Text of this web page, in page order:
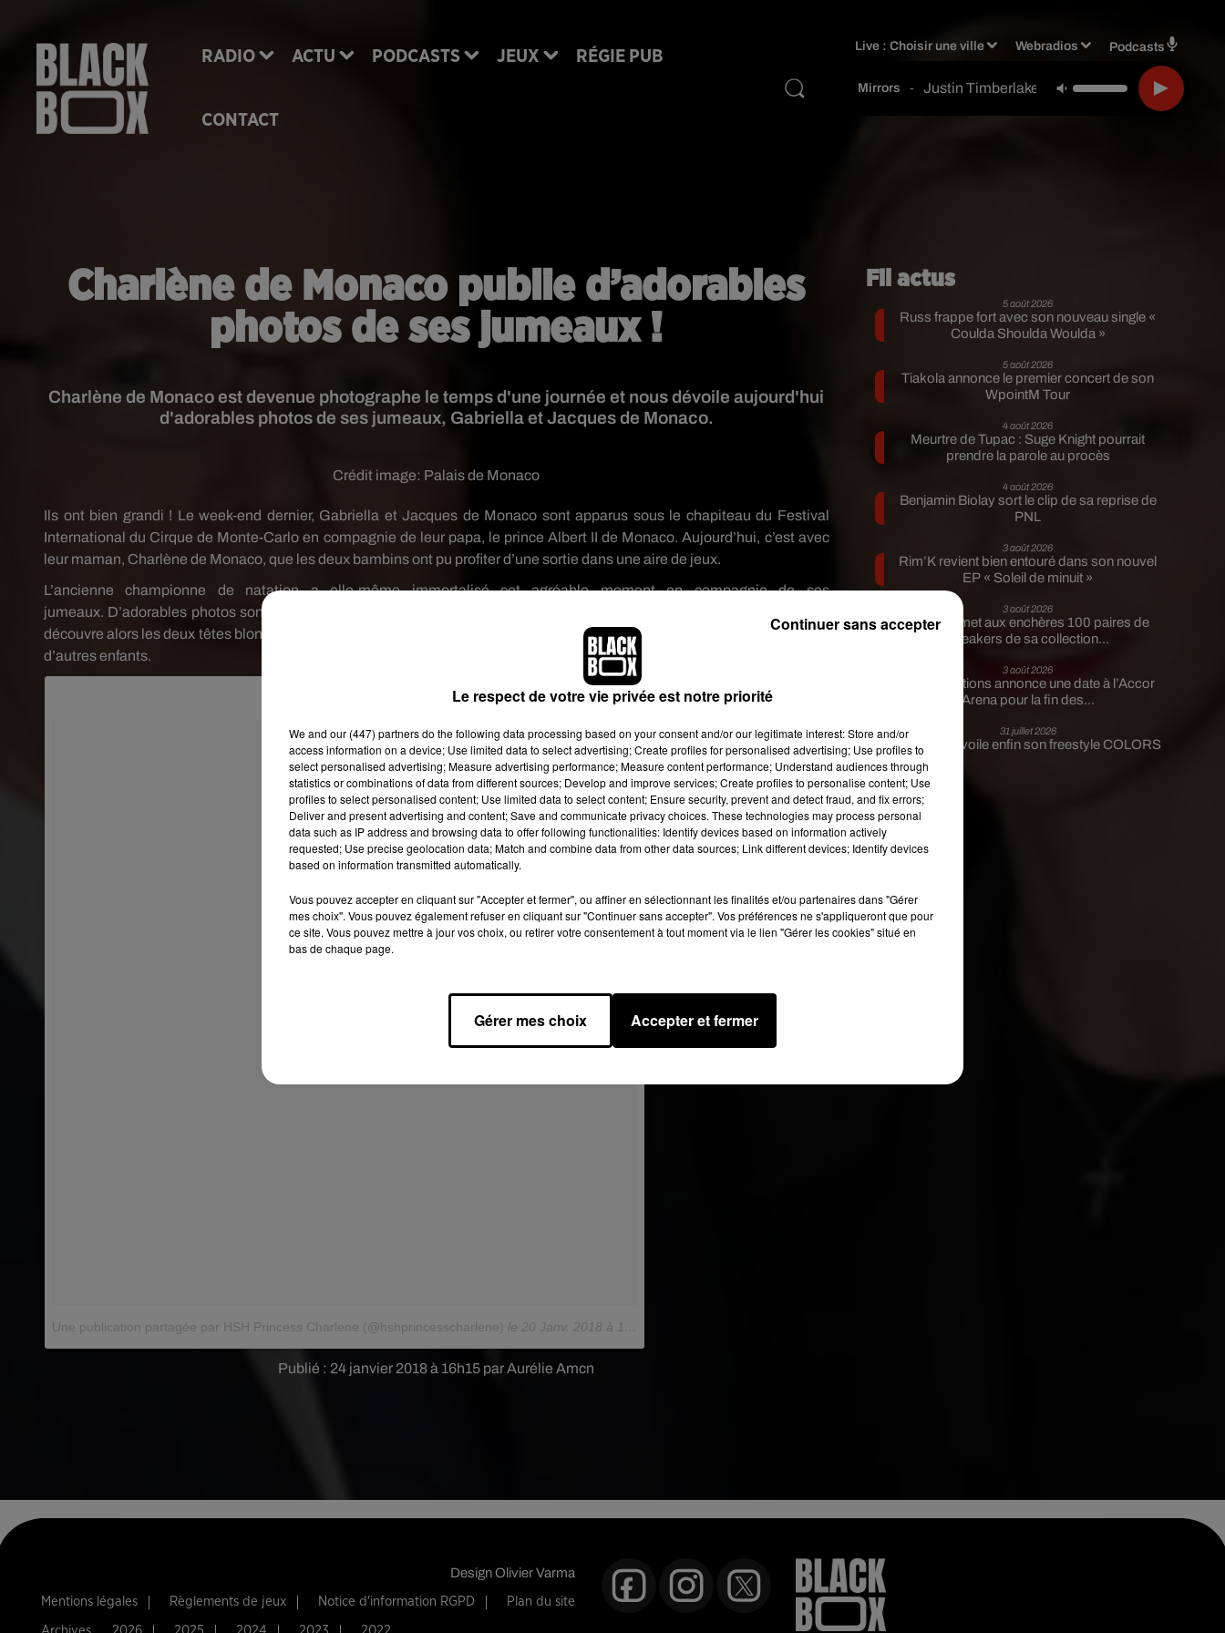
RADIO ACTU PODCASTS JEUX RÉGIE PUB
CONTACT
Live :Choisir une ville Webradios Podcasts
Mirrors - Justin Timberlake
Charlène de Monaco publie d’adorables
photos de ses jumeaux !
Publié : 24 janvier 2018 à 16h15 par Aurélie Amcn
Charlène de Monaco est devenue photographe le temps d'une journée et nous dévoile aujourd'hui
d'adorables photos de ses jumeaux, Gabriella et Jacques de Monaco.
Crédit image: Palais de Monaco
Ils ont bien grandi ! Le week-end dernier, Gabriella et Jacques de Monaco sont apparus sous le chapiteau du Festival
International du Cirque de Monte-Carlo en compagnie de leur papa, le prince Albert II de Monaco. Aujourd’hui, c’est avec
leur maman, Charlène de Monaco, que les deux bambins ont pu profiter d’une sortie dans une aire de jeux.
L’ancienne championne de natation a elle-même immortalisé cet agréable moment en compagnie de ses
jumeaux. D’adorables photos sont ainsi aujourd’hui publiées sur les réseaux sociaux, et notamment sur
découvre alors les deux têtes blondes en train de s'amuser sur les toboggans et autres balançoires ou encore discuter avec
d’autres enfants.
Une publication partagée par HSH Princess Charlene (@hshprincesscharlene) le 20 Janv. 2018 à 1 :35 PST
Fil actus
5 août 2026
Russ frappe fort avec son nouveau single «
Coulda Shoulda Woulda »
5 août 2026
Tiakola annonce le premier concert de son
WpointM Tour
4 août 2026
Meurtre de Tupac : Suge Knight pourrait
prendre la parole au procès
4 août 2026
Benjamin Biolay sort le clip de sa reprise de
PNL
3 août 2026
Rim’K revient bien entouré dans son nouvel
EP « Soleil de minuit »
3 août 2026
Eminem met aux enchères 100 paires de
sneakers de sa collection...
3 août 2026
Lena Situations annonce une date à l’Accor
Arena pour la fin des...
31 juillet 2026
Guizmo dévoile enfin son freestyle COLORS
DesignOlivier Varma
Mentions légales Règlements de jeux Notice d'information RGPD Plan du site
Le respect de votre vie privée est notre priorité
We and our (447) partnersdo the following data processing based on your consent and/or our legitimate interest: Store and/or
access information on a device; Use limited data to select advertising; Create profiles for personalised advertising; Use profiles to
select personalised advertising; Measure advertising performance; Measure content performance; Understand audiences through
statistics or combinations of data from different sources; Develop and improve services; Create profiles to personalise content; Use
profiles to select personalised content; Use limited data to select content; Ensure security, prevent and detect fraud, and fix errors;
Deliver and present advertising and content; Save and communicate privacy choices. These technologies may process personal
data such as IP address and browsing data to offer following functionalities: Identify devices based on information actively
requested; Use precise geolocation data; Match and combine data from other data sources; Link different devices; Identify devices
based on information transmitted automatically.
Vous pouvez accepter en cliquant sur "Accepter et fermer", ou affiner en sélectionnant les finalités et/ou partenaires dans "Gérer
mes choix". Vous pouvez également refuser en cliquant sur "Continuer sans accepter". Vos préférences ne s'appliqueront que pour
ce site. Vous pouvez mettre à jour vos choix, ou retirer votre consentement à tout moment via le lien "Gérer les cookies" situé en
bas de chaque page.
Gérer mes choix Accepter et fermer
Continuer sans accepter